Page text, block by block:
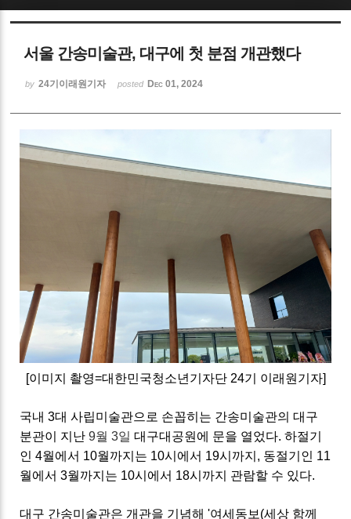
서울 간송미술관, 대구에 첫 분점 개관했다
by 24기이래원기자 posted Dec 01, 2024
[이미지 촬영=대한민국청소년기자단 24기 이래원기자]
국내 3대 사립미술관으로 손꼽히는 간송미술관의 대구
분관이 지난9월 3일대구대공원에 문을 열었다. 하절기
인 4월에서 10월까지는 10시에서 19시까지, 동절기인 11
월에서 3월까지는 10시에서 18시까지 관람할 수 있다.
대구 간송미술관은 개관을 기념해'여세동보(세상 함께
Sketchbook5, 스케치북5
Sketchbook5, 스케치북5